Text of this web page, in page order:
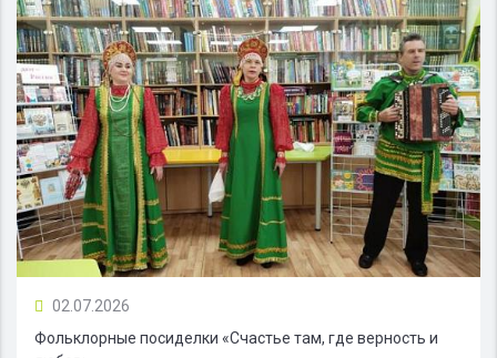
02.07.2026
Фольклорные посиделки «Счастье там, где верность и